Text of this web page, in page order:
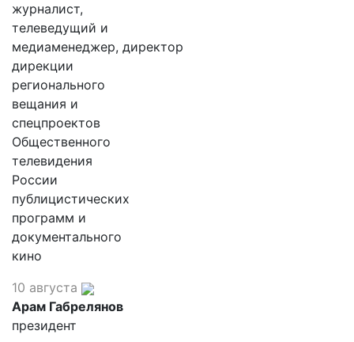
журналист,
телеведущий и
медиаменеджер, директор
дирекции
регионального
вещания и
спецпроектов
Общественного
телевидения
России
публицистических
программ и
документального
кино
10 августа
Арам Габрелянов
президент